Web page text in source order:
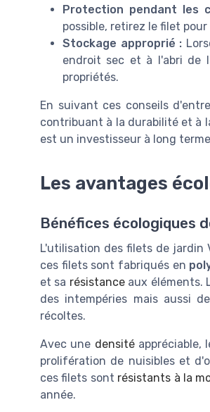
Protection pendant les
possible, retirez le filet
Stockage approprié :
endroit sec et à l'abri de
propriétés.
En suivant ces conseils
contribuant à la durabilité et à
est un investisseur à long
Les avantages
Bénéfices écologiques
L'utilisation des filets de jardin
ces filets sont fabriqués en
et sa résistanceaux éléments.
des intempéries mais aussi
récoltes.
Avec une densitéappréciable,
prolifération de nuisibles et
ces filets sont résistants à la
année.